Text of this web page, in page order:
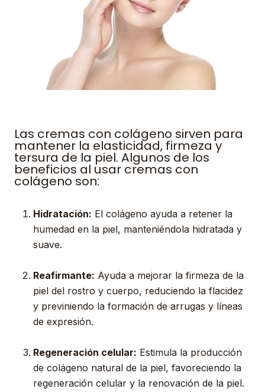
Las cremas con colágeno sirven para
mantener la elasticidad, firmeza y
tersura de la piel. Algunos de los
beneficios al usar cremas con
colágeno son:
Hidratación: El colágeno ayuda a retener la
humedad en la piel, manteniéndola hidratada y
suave.
Reafirmante: Ayuda a mejorar la firmeza de la
piel del rostro y cuerpo, reduciendo la flacidez
y previniendo la formación de arrugas y líneas
de expresión.
Regeneración celular: Estimula la producción
de colágeno natural de la piel, favoreciendo la
regeneración celular y la renovación de la piel.